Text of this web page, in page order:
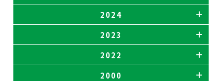
2024
2023
2022
2000